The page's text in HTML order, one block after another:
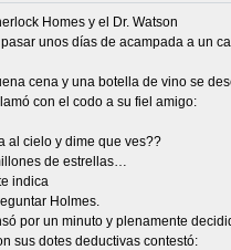
Homes y el Dr. Watson
unos días de acampada a un
cena y una botella de vino se
con el codo a su fiel amigo:
al cielo y dime que ves??
de estrellas…
indica
Holmes.
por un minuto y plenamente
sus dotes deductivas contestó: